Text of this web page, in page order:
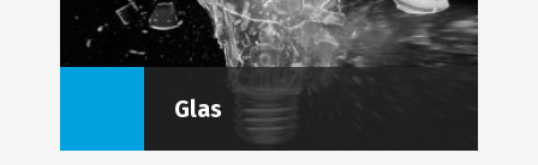
Glas